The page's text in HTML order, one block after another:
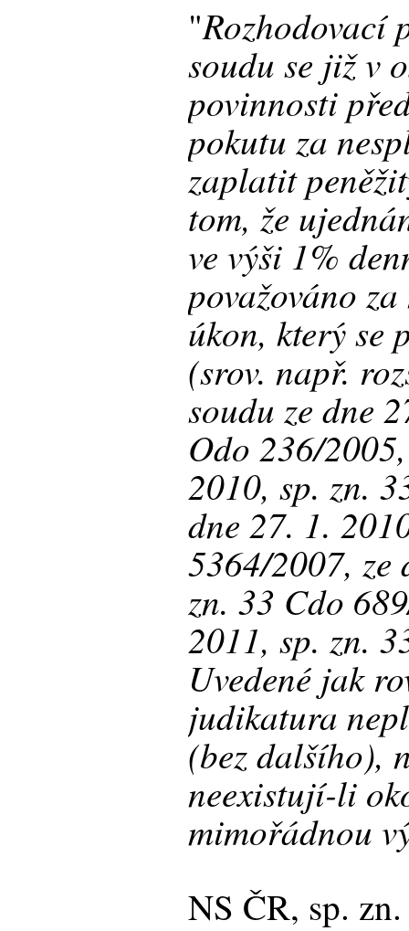
"Rozhodovací
soudu se již v
povinnosti
pokutu za
zaplatit
tom, že
ve výši 1%
považováno
úkon, který se
(srov. např.
soudu ze dne
Odo 236/
2010, sp. zn.
dne 27. 1.
5364/2007, ze
zn. 33 Cdo
2011, sp. zn.
Uvedené jak
judikatura
(bez dalšího),
neexistují-li
mimořádnou
NS ČR, sp.